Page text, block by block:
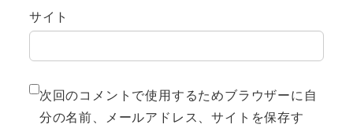
サイト
次回のコメントで使用するためブラウザーに自
分の名前、メールアドレス、サイトを保存す